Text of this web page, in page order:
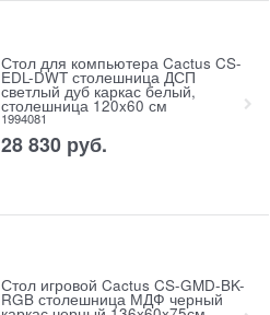
Стол для компьютера Cactus CS-
EDL-DWT столешница ДСП
светлый дуб каркас белый,
столешница 120x60 см
1994081
28 830 руб.
Стол игровой Cactus CS-GMD-BK-
RGB столешница МДФ черный